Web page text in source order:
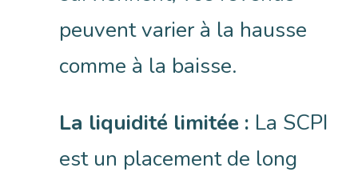
peuvent varier à la hausse
comme à la baisse.
La liquidité limitée : La SCPI
est un placement de long